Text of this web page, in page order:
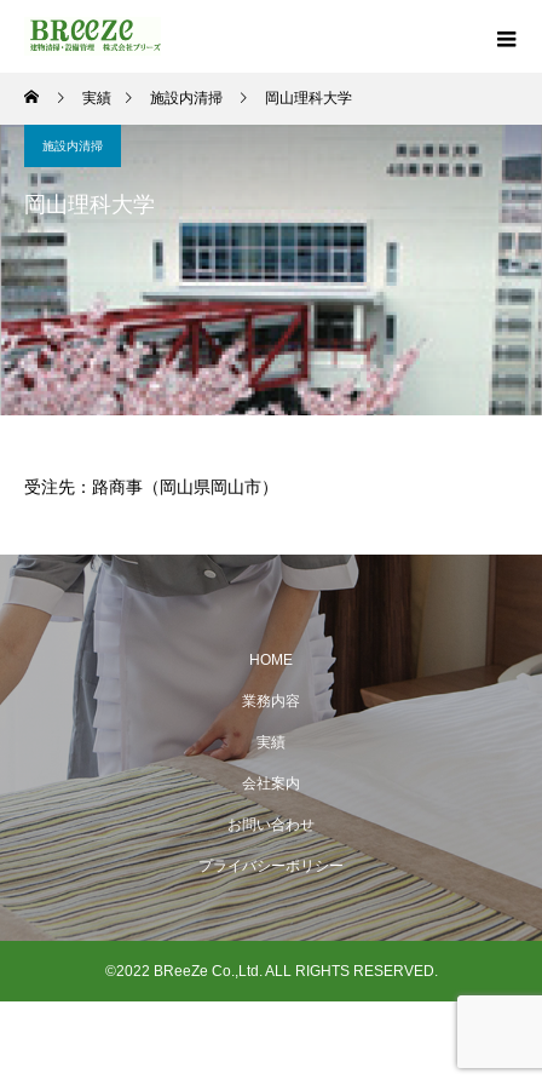
実績 施設内清掃 岡山理科大学
施設内清掃
岡山理科大学
受注先：路商事（岡山県岡山市）
HOME
業務内容
実績
会社案内
お問い合わせ
プライバシーポリシー
©2022 BReeZe Co.,Ltd. ALL RIGHTS RESERVED.